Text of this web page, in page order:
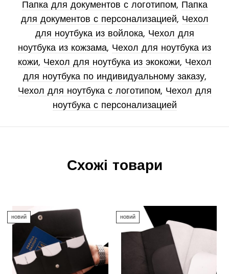
Папка для документов с логотипом, Папка
для документов с персонализацией, Чехол
для ноутбука из войлока, Чехол для
ноутбука из кожзама, Чехол для ноутбука из
кожи, Чехол для ноутбука из экокожи, Чехол
для ноутбука по индивидуальному заказу,
Чехол для ноутбука с логотипом, Чехол для
ноутбука с персонализацией
Схожі товари
новий новий